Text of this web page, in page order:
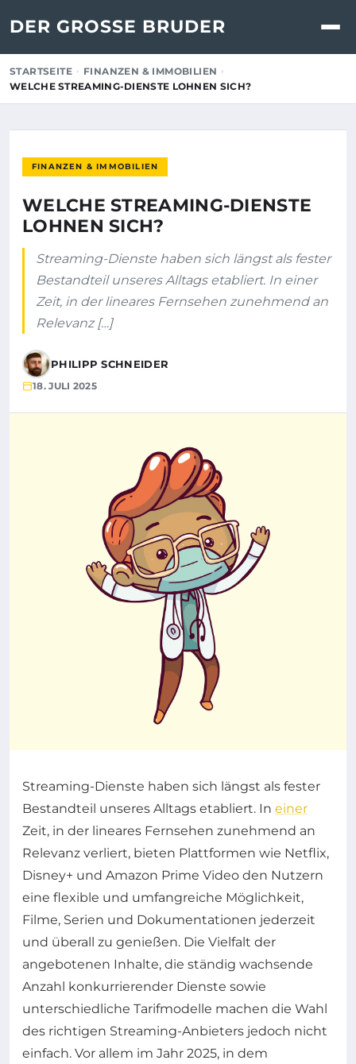
DER GROSSE BRUDER
STARTSEITE
FINANZEN & IMMOBILIEN
WELCHE STREAMING-DIENSTE LOHNEN SICH?
FINANZEN & IMMOBILIEN
WELCHE STREAMING-DIENSTE
LOHNEN SICH?
Streaming-Dienste haben sich längst als fester
Bestandteil unseres Alltags etabliert. In einer
Zeit, in der lineares Fernsehen zunehmend an
Relevanz […]
PHILIPP SCHNEIDER
18. JULI 2025
Streaming-Dienste haben sich längst als fester
Bestandteil unseres Alltags etabliert. In einer
Zeit, in der lineares Fernsehen zunehmend an
Relevanz verliert, bieten Plattformen wie Netflix,
Disney+ und Amazon Prime Video den Nutzern
eine flexible und umfangreiche Möglichkeit,
Filme, Serien und Dokumentationen jederzeit
und überall zu genießen. Die Vielfalt der
angebotenen Inhalte, die ständig wachsende
Anzahl konkurrierender Dienste sowie
unterschiedliche Tarifmodelle machen die Wahl
des richtigen Streaming-Anbieters jedoch nicht
einfach. Vor allem im Jahr 2025, in dem